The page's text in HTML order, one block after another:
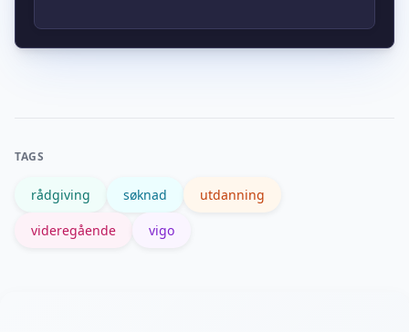
Dokumenter feilen med skjermbilder og
TAGS
rådgiving søknad utdanning
videregående vigo